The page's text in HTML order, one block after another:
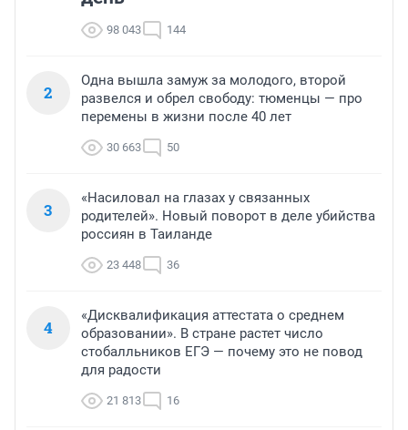
98 043 144
2
Одна вышла замуж за молодого, второй
развелся и обрел свободу: тюменцы — про
перемены в жизни после 40 лет
30 663 50
3
«Насиловал на глазах у связанных
родителей». Новый поворот в деле убийства
россиян в Таиланде
23 448 36
4
«Дисквалификация аттестата о среднем
образовании». В стране растет число
стобалльников ЕГЭ — почему это не повод
для радости
21 813 16